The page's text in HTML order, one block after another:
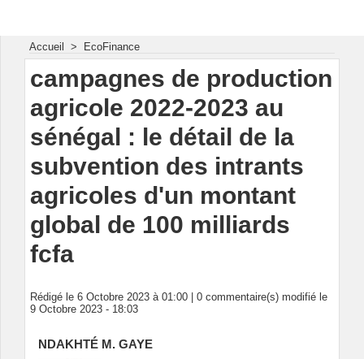
Accueil > EcoFinance
campagnes de production
agricole 2022-2023 au
sénégal : le détail de la
subvention des intrants
agricoles d'un montant
global de 100 milliards
fcfa
Rédigé le 6 Octobre 2023 à 01:00 | 0 commentaire(s) modifié le
9 Octobre 2023 - 18:03
NDAKHTÉ M. GAYE